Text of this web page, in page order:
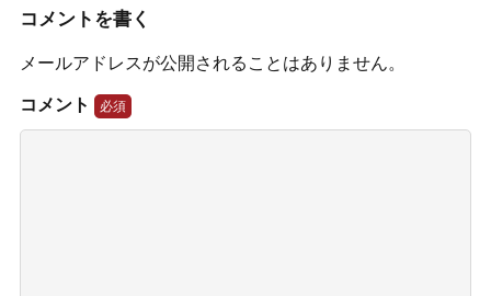
コメントを書く
メールアドレスが公開されることはありません。
コメント